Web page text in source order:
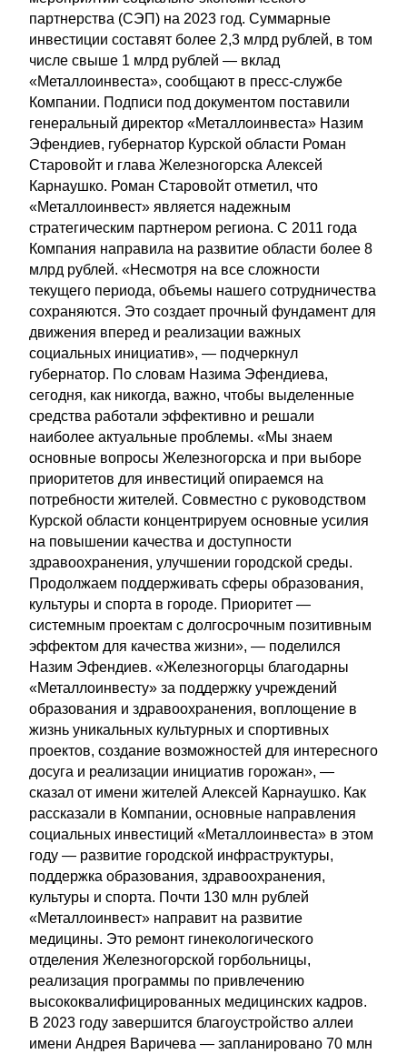
партнерства (СЭП) на 2023 год. Суммарные
инвестиции составят более 2,3 млрд рублей, в том
числе свыше 1 млрд рублей — вклад
«Металлоинвеста», сообщают в пресс-службе
Компании. Подписи под документом поставили
генеральный директор «Металлоинвеста» Назим
Эфендиев, губернатор Курской области Роман
Старовойт и глава Железногорска Алексей
Карнаушко. Роман Старовойт отметил, что
«Металлоинвест» является надежным
стратегическим партнером региона. С 2011 года
Компания направила на развитие области более 8
млрд рублей. «Несмотря на все сложности
текущего периода, объемы нашего сотрудничества
сохраняются. Это создает прочный фундамент для
движения вперед и реализации важных
социальных инициатив», — подчеркнул
губернатор. По словам Назима Эфендиева,
сегодня, как никогда, важно, чтобы выделенные
средства работали эффективно и решали
наиболее актуальные проблемы. «Мы знаем
основные вопросы Железногорска и при выборе
приоритетов для инвестиций опираемся на
потребности жителей. Совместно с руководством
Курской области концентрируем основные усилия
на повышении качества и доступности
здравоохранения, улучшении городской среды.
Продолжаем поддерживать сферы образования,
культуры и спорта в городе. Приоритет —
системным проектам с долгосрочным позитивным
эффектом для качества жизни», — поделился
Назим Эфендиев. «Железногорцы благодарны
«Металлоинвесту» за поддержку учреждений
образования и здравоохранения, воплощение в
жизнь уникальных культурных и спортивных
проектов, создание возможностей для интересного
досуга и реализации инициатив горожан», —
сказал от имени жителей Алексей Карнаушко. Как
рассказали в Компании, основные направления
социальных инвестиций «Металлоинвеста» в этом
году — развитие городской инфраструктуры,
поддержка образования, здравоохранения,
культуры и спорта. Почти 130 млн рублей
«Металлоинвест» направит на развитие
медицины. Это ремонт гинекологического
отделения Железногорской горбольницы,
реализация программы по привлечению
высококвалифицированных медицинских кадров.
В 2023 году завершится благоустройство аллеи
имени Андрея Варичева — запланировано 70 млн